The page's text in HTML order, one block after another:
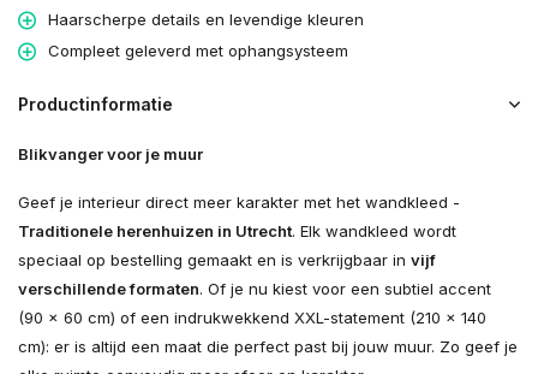
Haarscherpe details en levendige kleuren
Compleet geleverd met ophangsysteem
Productinformatie
Blikvanger voor je muur
Geef je interieur direct meer karakter met het wandkleed -
Traditionele herenhuizen in Utrecht. Elk wandkleed wordt
speciaal op bestelling gemaakt en is verkrijgbaar in vijf
verschillende formaten. Of je nu kiest voor een subtiel accent
(90 × 60 cm) of een indrukwekkend XXL-statement (210 × 140
cm): er is altijd een maat die perfect past bij jouw muur. Zo geef je